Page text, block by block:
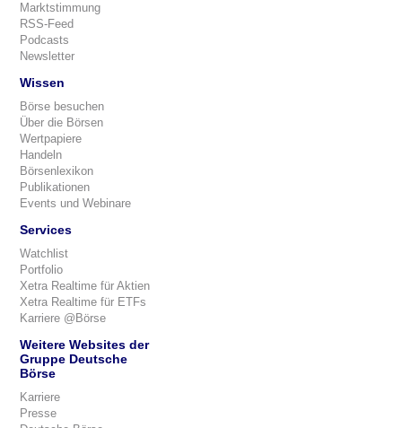
Marktstimmung
RSS-Feed
Podcasts
Newsletter
Wissen
Börse besuchen
Über die Börsen
Wertpapiere
Handeln
Börsenlexikon
Publikationen
Events und Webinare
Services
Watchlist
Portfolio
Xetra Realtime für Aktien
Xetra Realtime für ETFs
Karriere @Börse
Weitere Websites der
Gruppe Deutsche
Börse
Karriere
Presse